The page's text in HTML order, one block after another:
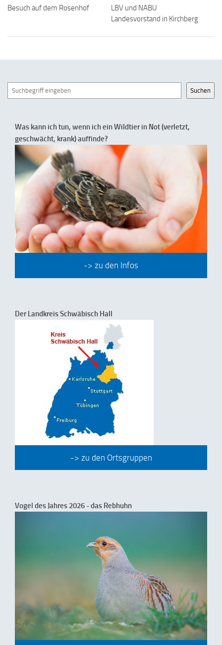
Besuch auf dem Rosenhof
LBV und NABU
Landesvorstand in Kirchberg
Suchen Suchen
Was kann ich tun, wenn ich ein Wildtier in Not (verletzt,
geschwächt, krank) auffinde?
-> zu den Infos
Der Landkreis Schwäbisch Hall
-> zu den Ortsgruppen
Vogel des Jahres 2026 - das Rebhuhn